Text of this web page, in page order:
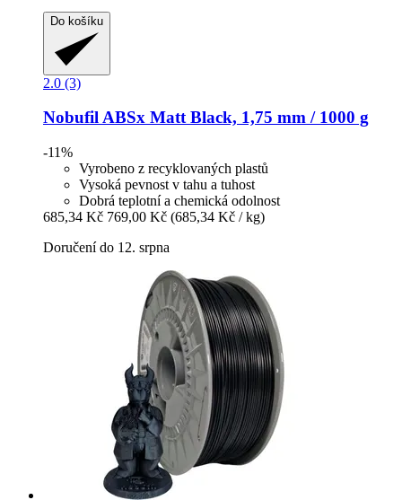
Do košíku
2.0 (3)
NobufilABSx Matt Black, 1,75 mm / 1000 g
-11%
Vyrobeno z recyklovaných plastů
Vysoká pevnost v tahu a tuhost
Dobrá teplotní a chemická odolnost
685,34 Kč 769,00 Kč (685,34 Kč / kg)
Doručení do 12. srpna